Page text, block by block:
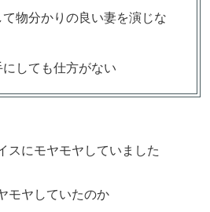
て物分かりの良い妻を演じな
にしても仕方がない
スにモヤモヤしていました
モヤしていたのか